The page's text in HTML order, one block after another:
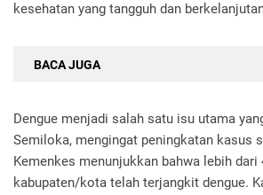
kesehatan yang tangguh dan
BACA JUGA
Dengue menjadi salah satu isu utama
Semiloka, mengingat peningkatan kasus
Kemenkes menunjukkan bahwa lebih dari
kabupaten/kota telah terjangkit dengue.